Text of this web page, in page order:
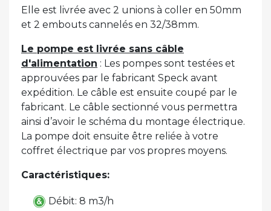
Elle est livrée avec 2 unions à coller en 50mm
et 2 embouts cannelés en 32/38mm.
Le pompe est livrée sans câble
d'alimentation : Les pompes sont testées et
approuvées par le fabricant Speck avant
expédition. Le câble est ensuite coupé par le
fabricant. Le câble sectionné vous permettra
ainsi d’avoir le schéma du montage électrique.
La pompe doit ensuite être reliée à votre
coffret électrique par vos propres moyens.
Caractéristiques:
Débit: 8 m3/h